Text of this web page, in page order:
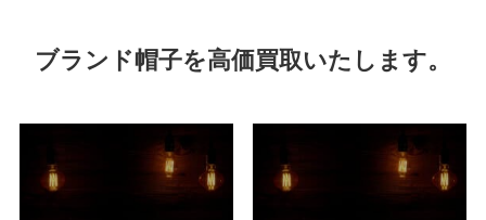
ブランド帽子を高価買取いたします。